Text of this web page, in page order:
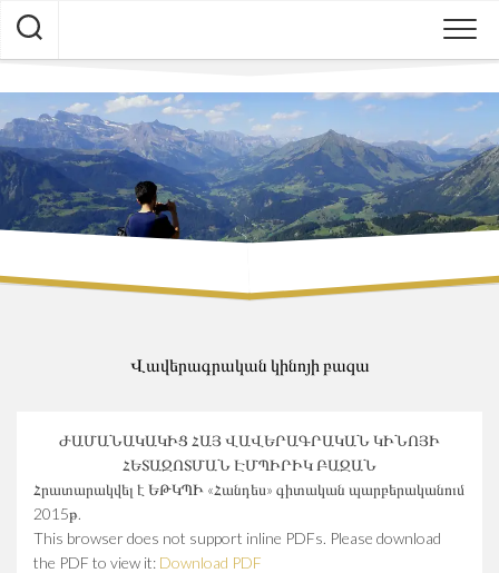
Skip
content
Վավերագրական կինոյի բազա
ԺԱՄԱՆԱԿԱԿԻՑ ՀԱՅ ՎԱՎԵՐԱԳՐԱԿԱՆ ԿԻՆՈՅԻ
ՀԵՏԱԶՈՏՄԱՆ ԷՄՊԻՐԻԿ ԲԱԶԱՆ
Հրատարակվել է ԵԹԿՊԻ «Հանդես» գիտական պարբերականում
2015թ.
This browser does not support inline PDFs. Please download
the PDF to view it: Download PDF